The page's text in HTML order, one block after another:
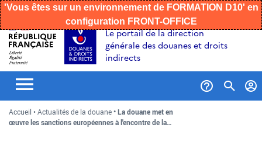
Aller
au
contenu
Aller
recherche
Aller
au
menu
'Vous êtes sur un environnement de FORMATION D10' en
configuration FRONT-OFFICE
Le portail de la direction
générale des douanes et droits
indirects
Accueil Actualités de la douane
La douane met en
œuvre les sanctions européennes à l'encontre de la…